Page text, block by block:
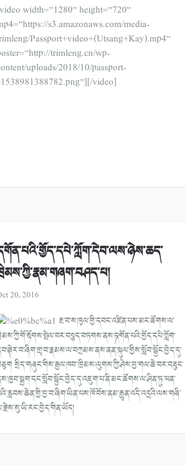
width=”1280” height=”720”
s3.amazonaws.com/media-
Passport+video+(Utsang+Kay).mp4”
trimleng.cn/wp-
uploads/2018/10/passport-
video]
20, 2016
རྔ་བ་ས་ཁུལ་གྱི་དབང་འཛིན་པས་མང་ཚོགས་ལ་
སྲིད་གཞུང་གིས་རྒྱལ་ཁབ་་ཁྲིམས་ལུགས་ཀྱི་ཤེས་བྱ་གལ་ཆེ་བར་བཟུང་